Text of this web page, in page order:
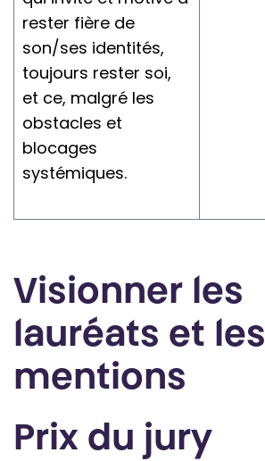
rester fière de
son/ses identités,
toujours rester soi,
et ce, malgré les
obstacles et
blocages
systémiques.
Visionner les
lauréats et les
mentions
Prix du jury